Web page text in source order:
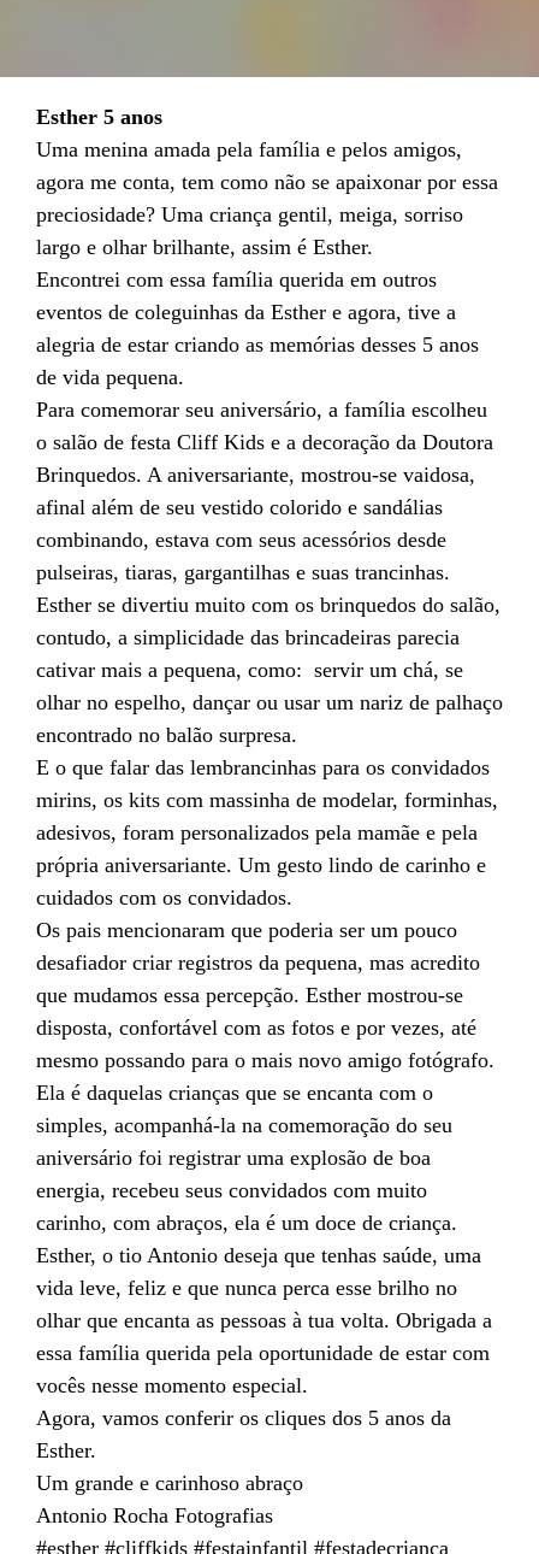
Esther 5 anos
Uma menina amada pela família e pelos amigos,
agora me conta, tem como não se apaixonar por essa
preciosidade? Uma criança gentil, meiga, sorriso
largo e olhar brilhante, assim é Esther.
Encontrei com essa família querida em outros
eventos de coleguinhas da Esther e agora, tive a
alegria de estar criando as memórias desses 5 anos
de vida pequena.
Para comemorar seu aniversário, a família escolheu
o salão de festa Cliff Kids e a decoração da Doutora
Brinquedos. A aniversariante, mostrou-se vaidosa,
afinal além de seu vestido colorido e sandálias
combinando, estava com seus acessórios desde
pulseiras, tiaras, gargantilhas e suas trancinhas.
Esther se divertiu muito com os brinquedos do salão,
contudo, a simplicidade das brincadeiras parecia
cativar mais a pequena, como: servir um chá, se
olhar no espelho, dançar ou usar um nariz de palhaço
encontrado no balão surpresa.
E o que falar das lembrancinhas para os convidados
mirins, os kits com massinha de modelar, forminhas,
adesivos, foram personalizados pela mamãe e pela
própria aniversariante. Um gesto lindo de carinho e
cuidados com os convidados.
Os pais mencionaram que poderia ser um pouco
desafiador criar registros da pequena, mas acredito
que mudamos essa percepção. Esther mostrou-se
disposta, confortável com as fotos e por vezes, até
mesmo possando para o mais novo amigo fotógrafo.
Ela é daquelas crianças que se encanta com o
simples, acompanhá-la na comemoração do seu
aniversário foi registrar uma explosão de boa
energia, recebeu seus convidados com muito
carinho, com abraços, ela é um doce de criança.
Esther, o tio Antonio deseja que tenhas saúde, uma
vida leve, feliz e que nunca perca esse brilho no
olhar que encanta as pessoas à tua volta. Obrigada a
essa família querida pela oportunidade de estar com
vocês nesse momento especial.
Agora, vamos conferir os cliques dos 5 anos da
Esther.
Um grande e carinhoso abraço
Antonio Rocha Fotografias
#esther #cliffkids #festainfantil #festadecrianca